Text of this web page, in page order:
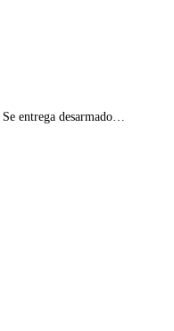
entrega desarmado…